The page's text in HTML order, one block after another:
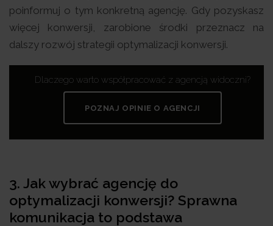
poinformuj o tym konkretną agencję. Gdy pozyskasz
więcej konwersji, zarobione środki przeznacz na
dalszy rozwój strategii optymalizacji konwersji.
Dlaczego warto współpracować z agencją widoczni?
POZNAJ OPINIE O AGENCJI
3. Jak wybrać agencję do
optymalizacji konwersji? Sprawna
komunikacja to podstawa